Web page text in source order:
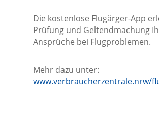
Die kostenlose Flugärger-App
Prüfung und Geltendmachung
Ansprüche bei Flugproblemen.
Mehr dazu unter:
www.verbraucherzentrale.nrw/